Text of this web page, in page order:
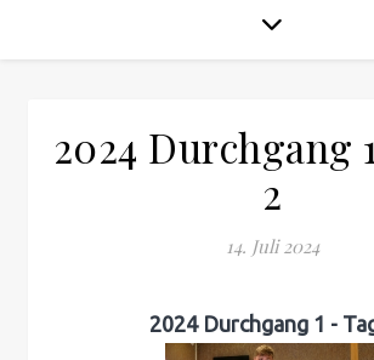
2024 Durchgang
2
14. Juli 2024
2024 Durchgang 1 -